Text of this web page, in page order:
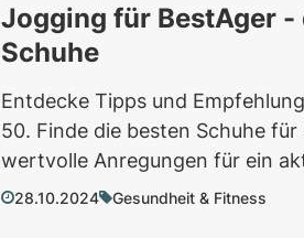
Jogging für BestAger -
Schuhe
Entdecke Tipps und
50. Finde die besten Schuhe
wertvolle Anregungen für ein
28.10.2024 Gesundheit & Fitness